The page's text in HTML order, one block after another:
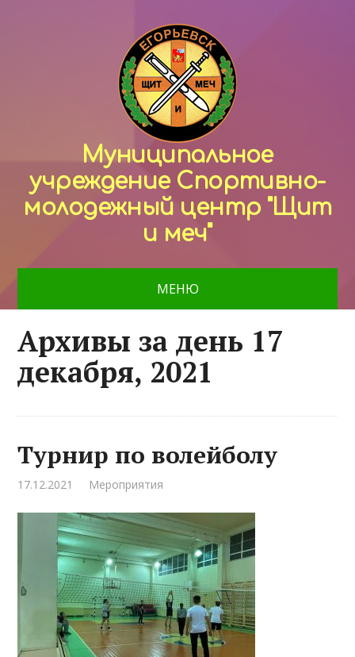
Муниципальное
учреждение Спортивно-
молодежный центр "Щит
и меч"
МЕНЮ
Архивы за день 17
декабря, 2021
Турнир по волейболу
17.12.2021 Мероприятия